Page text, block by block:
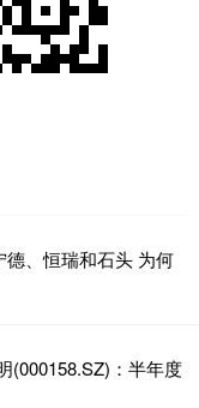
德、恒瑞和石头 为何
(000158.SZ)：半年度